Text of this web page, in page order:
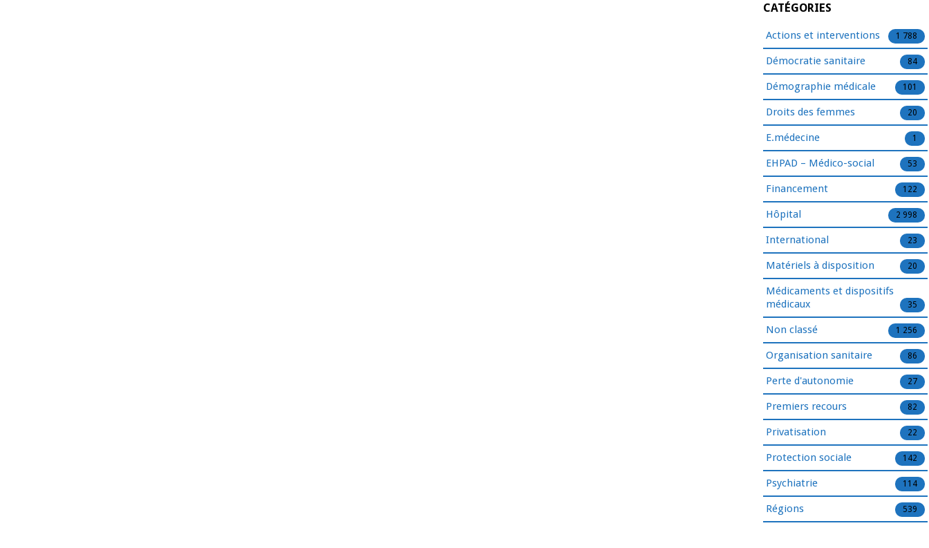
CATÉGORIES
Actions et interventions 1 788
Démocratie sanitaire 84
Démographie médicale 101
Droits des femmes 20
E.médecine 1
EHPAD – Médico-social 53
Financement 122
Hôpital 2 998
International 23
Matériels à disposition 20
Médicaments et dispositifs
médicaux
35
Non classé 1 256
Organisation sanitaire 86
Perte d'autonomie 27
Premiers recours 82
Privatisation 22
Protection sociale 142
Psychiatrie 114
Régions 539